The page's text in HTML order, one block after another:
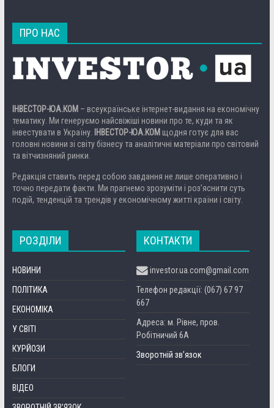
ПРО НАС
ІНВЕСТОР-ЮА.КОМ – всеукраїнське інтернет-видання на економічну
тематику. Ми генеруємо найсвіжіші новини про те, куди та як
інвестувати в Україну.
ІНВЕСТОР-ЮА.КОМ щодня готує для вас
головні новини зі світу бізнесу та аналітичні матеріали про світовий
та вітчизняний ринки.
Редакція ставить перед собою завдання не лише оперативно і
точно передати факти. Ми прагнемо зрозуміти і роз’яснити суть
подій, тенденцій та трендів у економічному житті країни і світу.
РОЗДІЛИ
НОВИНИ
ПОЛІТИКА
ЕКОНОМІКА
У СВІТІ
КУРЙОЗИ
БЛОГИ
ВІДЕО
КОНТАКТИ
investor.ua.com@gmail.com
Телефон редакції: (067) 67 97
667
Адреса: м. Рівне, пров.
Робітничий 6А
Зворотній зв’язок